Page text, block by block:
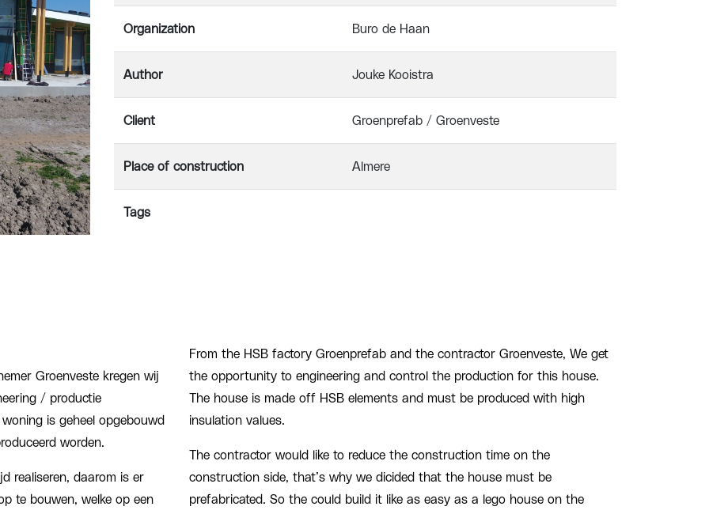
Organization Buro de Haan
Author Jouke Kooistra
Client Groenprefab / Groenveste
Place of construction Almere
Tags
Groenveste kregen wij
/ productie
is geheel opgebouwd
worden.
realiseren, daarom is er
te bouwen, welke op een
From the HSB factory Groenprefab and the contractor Groenveste, We get
the opportunity to engineering and control the production for this house.
The house is made off HSB elements and must be produced with high
insulation values.
The contractor would like to reduce the construction time on the
construction side, that’s why we dicided that the house must be
prefabricated. So the could build it like as easy as a lego house on the